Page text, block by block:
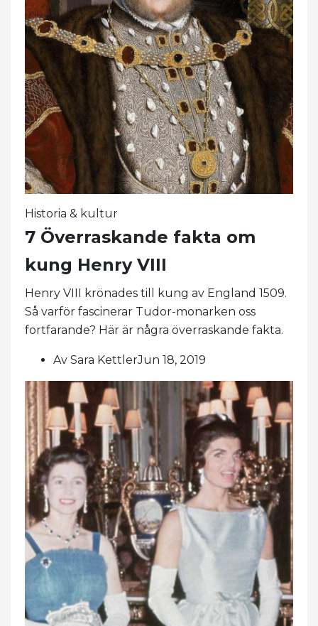
Historia & kultur
7 Överraskande fakta om
kung Henry VIII
Henry VIII krönades till kung av England 1509.
Så varför fascinerar Tudor-monarken oss
fortfarande? Här är några överraskande fakta.
Av Sara KettlerJun 18, 2019